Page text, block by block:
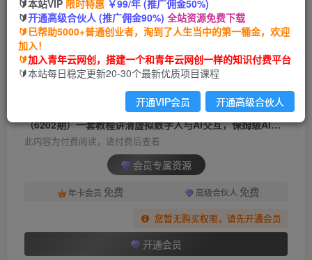
（6202期）一套教程讲清虚拟数字人与AI交互，
保姆级AI教程，从小白到专家
青年云网创
2年前发布
关注 私信
（6202期）一套教程讲清虚拟数字人与AI交互，保姆级AI教程，从小白到专家
此内容为付费阅读，请付费后查看
会员专属资源
年卡会员 免费 高级合伙人 免费
您暂无购买权限，请先开通会员
开通会员
🔰本站VIP 限时特惠 ￥99/年 (推广佣金50%)
🔰开通高级合伙人 (推广佣金90%) 全站资源免费下载
🔰已帮助5000+普通创业者，淘到了人生当中的第一桶金，欢迎
加入！
🔰加入青年云网创，搭建一个和青年云网创一样的知识付费平台
🔰本站每日稳定更新20-30个最新优质项目课程
开通VIP会员 开通高级合伙人